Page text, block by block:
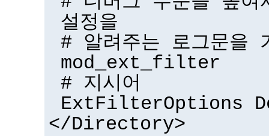
설정을
# 알려주는 로그문을
mod_ext_filter
# 지시어
ExtFilterOptions
</Directory>